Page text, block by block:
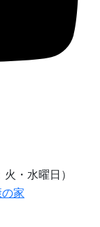
・水曜日）